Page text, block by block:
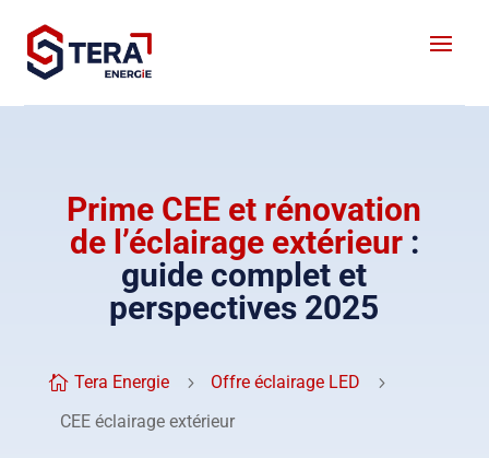
Prime CEE et rénovation
de l’éclairage extérieur:
guide complet et
perspectives 2025
 Tera Energie 5 Offre éclairage LED 5
CEE éclairage extérieur